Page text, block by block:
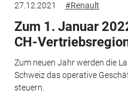
27.12.2021 #Renault
Zum 1. Januar
CH-
Zum neuen Jahr werden die
Schweiz das operative
steuern.